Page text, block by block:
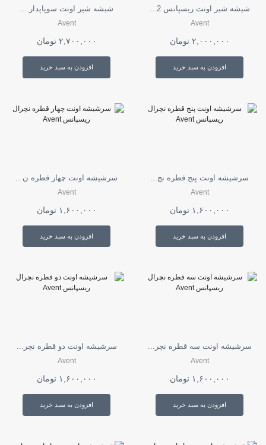
شیشه شیر اونت ریسپانس 2...
Avent
۲,۰۰۰,۰۰۰ تومان
افزودن به سبد خرید
شیشه شیر اونت سوپاپدار ...
Avent
۲,۷۰۰,۰۰۰ تومان
افزودن به سبد خرید
سرشیشه اونت پنج قطره نچ...
Avent
۱,۶۰۰,۰۰۰ تومان
افزودن به سبد خرید
سرشیشه اونت چهار قطره ن...
Avent
۱,۶۰۰,۰۰۰ تومان
افزودن به سبد خرید
سرشیشه اونت سه قطره نچر...
Avent
۱,۶۰۰,۰۰۰ تومان
افزودن به سبد خرید
سرشیشه اونت دو قطره نچر...
Avent
۱,۶۰۰,۰۰۰ تومان
افزودن به سبد خرید